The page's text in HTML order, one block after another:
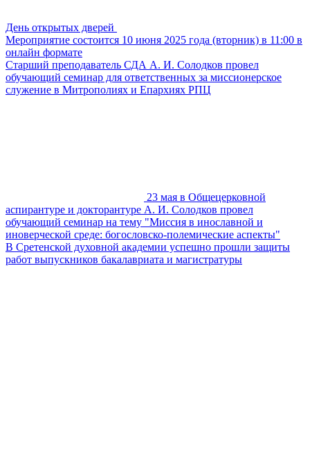
День открытых дверей
Мероприятие состоится 10 июня 2025 года (вторник) в 11:00 в
онлайн формате
Старший преподаватель СДА А. И. Солодков провел
обучающий семинар для ответственных за миссионерское
служение в Митрополиях и Епархиях РПЦ
23 мая в Общецерковной
аспирантуре и докторантуре А. И. Солодков провел
обучающий семинар на тему "Миссия в инославной и
иноверческой среде: богословско-полемические аспекты"
В Сретенской духовной академии успешно прошли защиты
работ выпускников бакалавриата и магистратуры